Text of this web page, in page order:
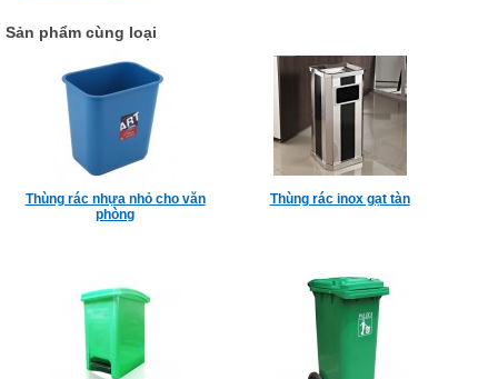
Sản phẩm cùng loại
Thùng rác nhựa nhỏ cho văn
phòng
Thùng rác inox gạt tàn